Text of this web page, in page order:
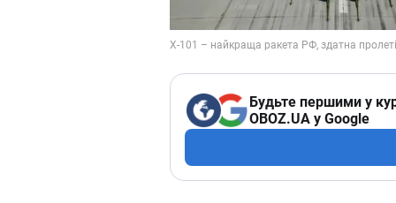
Будьте першими у
OBOZ.UA у Google